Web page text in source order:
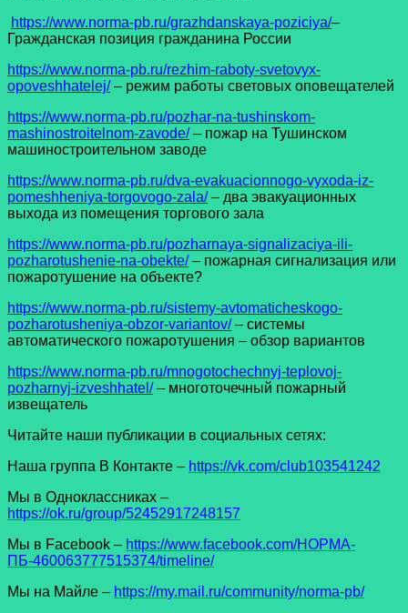
https://www.norma-pb.ru/grazhdanskaya-poziciya/–
Гражданская позиция гражданина России
https://www.norma-pb.ru/rezhim-raboty-svetovyx-
opoveshhatelej/– режим работы световых оповещателей
https://www.norma-pb.ru/pozhar-na-tushinskom-
mashinostroitelnom-zavode/ – пожар на Тушинском
машиностроительном заводе
https://www.norma-pb.ru/dva-evakuacionnogo-vyxoda-iz-
pomeshheniya-torgovogo-zala/– два эвакуационных
выхода из помещения торгового зала
https://www.norma-pb.ru/pozharnaya-signalizaciya-ili-
pozharotushenie-na-obekte/– пожарная сигнализация или
пожаротушение на объекте?
https://www.norma-pb.ru/sistemy-avtomaticheskogo-
pozharotusheniya-obzor-variantov/– системы
автоматического пожаротушения – обзор вариантов
https://www.norma-pb.ru/mnogotochechnyj-teplovoj-
pozharnyj-izveshhatel/– многоточечный пожарный
извещатель
Читайте наши публикации в социальных сетях:
Наша группа В Контакте – https://vk.com/club103541242
Мы в Одноклассниках –
https://ok.ru/group/52452917248157
Мы в Facеbook – https://www.facebook.com/НОРМА-
ПБ-460063777515374/timeline/
Мы на Майле – https://my.mail.ru/community/norma-pb/